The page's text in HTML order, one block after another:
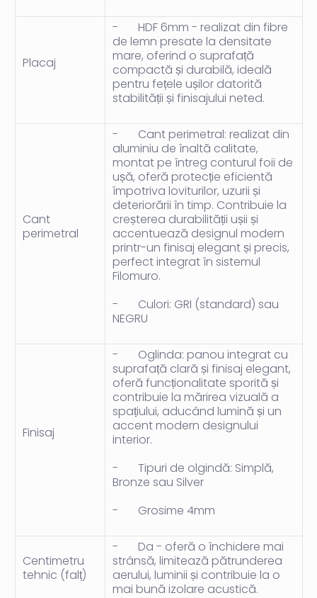
Placaj
- HDF 6mm - realizat din fibre
de lemn presate la densitate
mare, oferind o suprafață
compactă și durabilă, ideală
pentru fețele ușilor datorită
stabilității și finisajului neted.
Cant
perimetral
- Cant perimetral: realizat din
aluminiu de înaltă calitate,
montat pe întreg conturul foii de
ușă, oferă protecție eficientă
împotriva loviturilor, uzurii și
deteriorării în timp. Contribuie la
creșterea durabilității ușii și
accentuează designul modern
printr-un finisaj elegant și precis,
perfect integrat în sistemul
Filomuro.
- Culori: GRI (standard) sau
NEGRU
Finisaj
- Oglinda: panou integrat cu
suprafață clară și finisaj elegant,
oferă funcționalitate sporită și
contribuie la mărirea vizuală a
spațiului, aducând lumină și un
accent modern designului
interior.
- Tipuri de olgindă: Simplă,
Bronze sau Silver
- Grosime 4mm
Centimetru
tehnic (falț)
- Da - oferă o închidere mai
strânsă, limitează pătrunderea
aerului, luminii și contribuie la o
mai bună izolare acustică.